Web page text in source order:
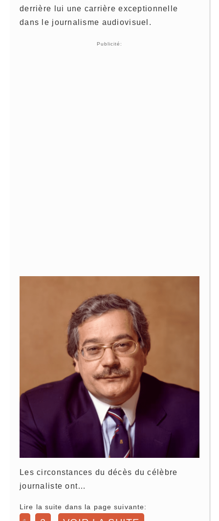
derrière lui une carrière exceptionnelle
dans le journalisme audiovisuel.
Publicité:
Les circonstances du décès du célèbre
journaliste ont…
Lire la suite dans la page suivante: